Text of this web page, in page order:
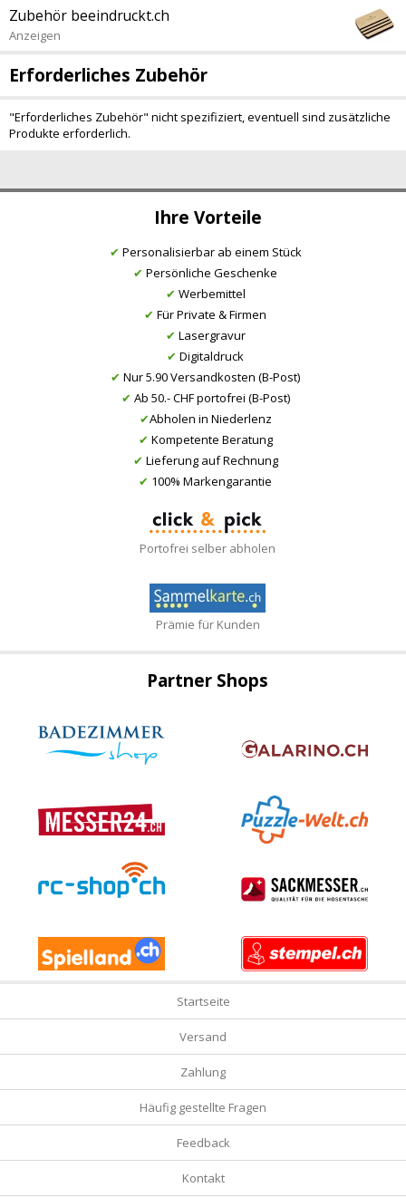
Ihre Vorteile
✔ Personalisierbar ab einem Stück
✔ Persönliche Geschenke
✔ Werbemittel
✔ Für Private & Firmen
✔ Lasergravur
✔ Digitaldruck
✔ Nur 5.90 Versandkosten (B-Post)
✔ Ab 50.- CHF portofrei (B-Post)
✔Abholen in Niederlenz
✔ Kompetente Beratung
✔ Lieferung auf Rechnung
✔ 100% Markengarantie
Portofrei selber abholen
Prämie für Kunden
Zubehör beeindruckt.ch
Anzeigen
Erforderliches Zubehör
"Erforderliches Zubehör" nicht spezifiziert, eventuell sind zusätzliche
Produkte erforderlich.
Partner Shops
Startseite
Versand
Zahlung
Häufig gestellte Fragen
Feedback
Kontakt